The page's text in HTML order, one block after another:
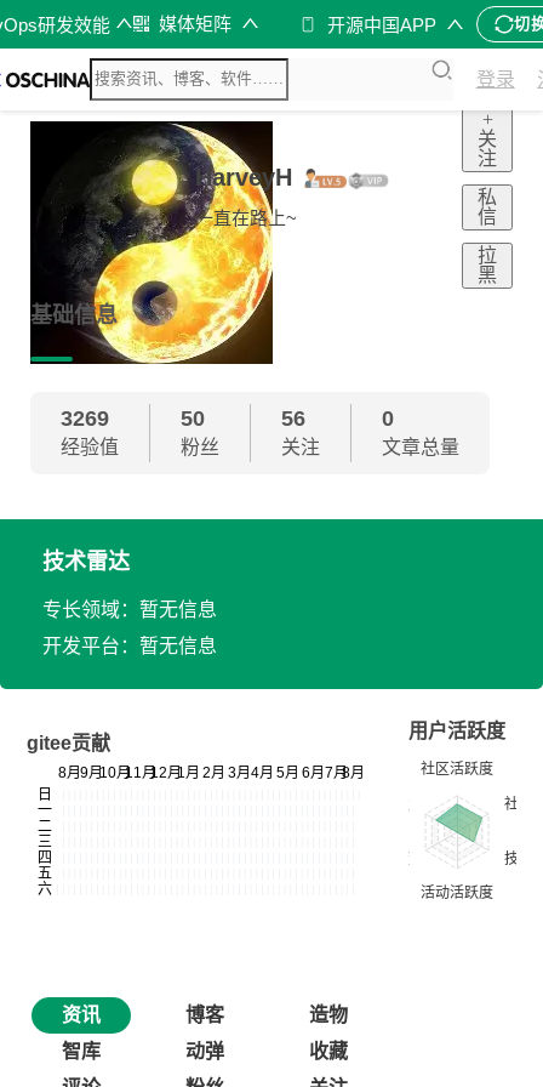
研发效能 媒体矩阵 开源中国APP 切
登录
HarveyH
一直在路上~
+
关
注
私
信
拉
黑
基础信息
3269
经验值
50
粉丝
56
关注
0
文章总量
技术雷达
专长领域：暂无信息
开发平台：暂无信息
gitee贡献
用户活跃度
资讯 博客
造物
智库
动弹
收藏